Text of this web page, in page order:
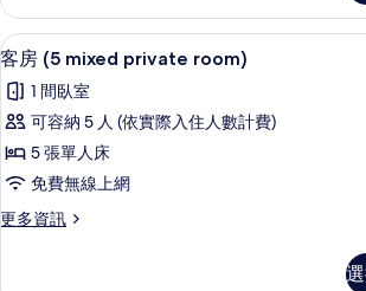
所
有
相
片
(4
mixed
private
的
詳
顯
示
客
房
(5
mixed
private
客房內保險
6
客房 (5 mixed private room)
1 間臥室
可容納 5 人 (依實際入住人數計費)
5 張單人床
免費無線上網
更多資訊
更